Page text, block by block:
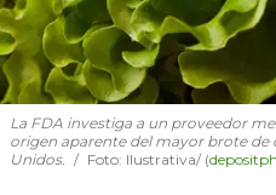
La FDA investiga a un proveedor
origen aparente del mayor brote de
Unidos.
Foto: Ilustrativa/ (